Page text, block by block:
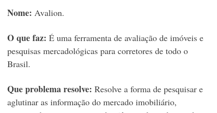
Nome: Avalion.
O que faz: É uma ferramenta de avaliação de imóveis e
pesquisas mercadológicas para corretores de todo o
Brasil.
Que problema resolve: Resolve a forma de pesquisar e
aglutinar as informação do mercado imobiliário,